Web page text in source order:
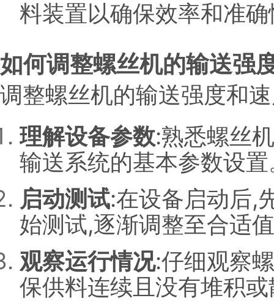
料装置以确保效率和准
如何调整螺丝机的输送强
调整螺丝机的输送强度和
理解设备参数:熟悉螺丝
输送系统的基本参数设置
启动测试:在设备启动后,
始测试,逐渐调整至合适
观察运行情况:仔细观察
保供料连续且没有堆积